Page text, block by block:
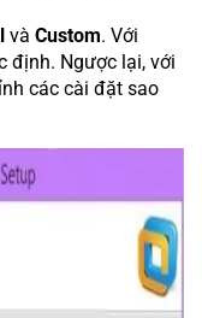
và Custom. Với
định. Ngược lại, với
các cài đặt sao